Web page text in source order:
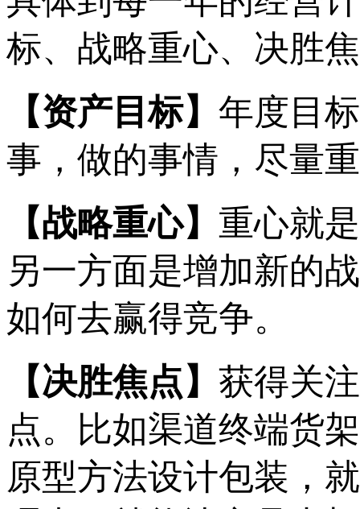
标、战略重心、决胜
【资产目标】 年度目
事，做的事情，尽量
【战略重心】 重心就
另一方面是增加新的
如何去赢得竞争。
【决胜焦点】 获得关
点。比如渠道终端货架
原型方法设计包装，